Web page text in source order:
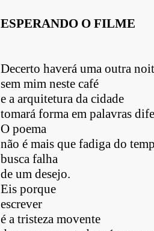
ESPERANDO O FILME
Decerto haverá uma outra
sem mim neste café
e a arquitetura da cidade
tomará forma em palavras
O poema
não é mais que fadiga do
busca falha
de um desejo.
Eis porque
escrever
é a tristeza movente